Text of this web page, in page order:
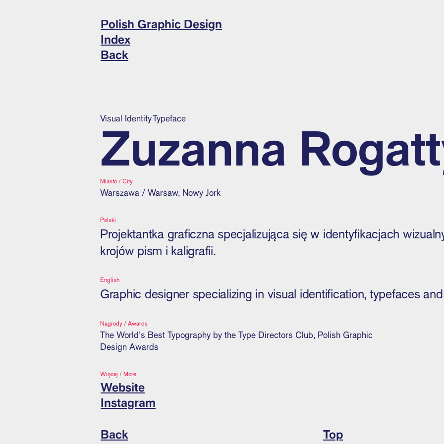
Polish Graphic Design
Index
Back
Visual IdentityTypeface
Zuzanna
Miasto / City
Warszawa / Warsaw, Nowy Jork
Polski
Projektantka graficzna specjalizująca się w identyfikacjach
krojów pism i kaligrafii.
English
Graphic designer specializing in visual identification, typefaces
Nagrody / Awards
The World’s Best Typography by the Type Directors Club, Polish Graphic
Design Awards
Więcej / More
Website
Instagram
Back Top